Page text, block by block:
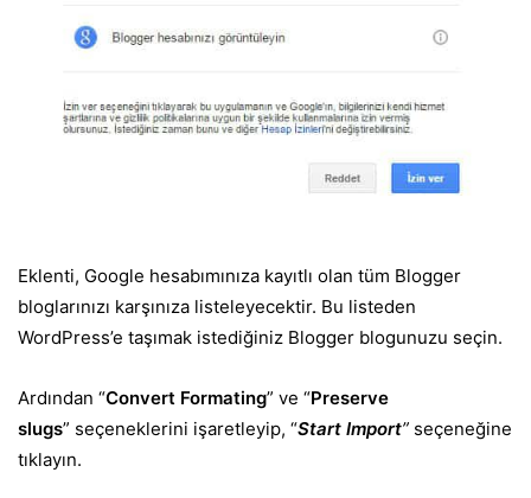
Eklenti, Google hesabımınıza kayıtlı olan tüm Blogger
bloglarınızı karşınıza listeleyecektir. Bu listeden
WordPress’e taşımak istediğiniz Blogger blogunuzu seçin.
Ardından “Convert Formating” ve “Preserve
slugs” seçeneklerini işaretleyip, “Start Import” seçeneğine
tıklayın.